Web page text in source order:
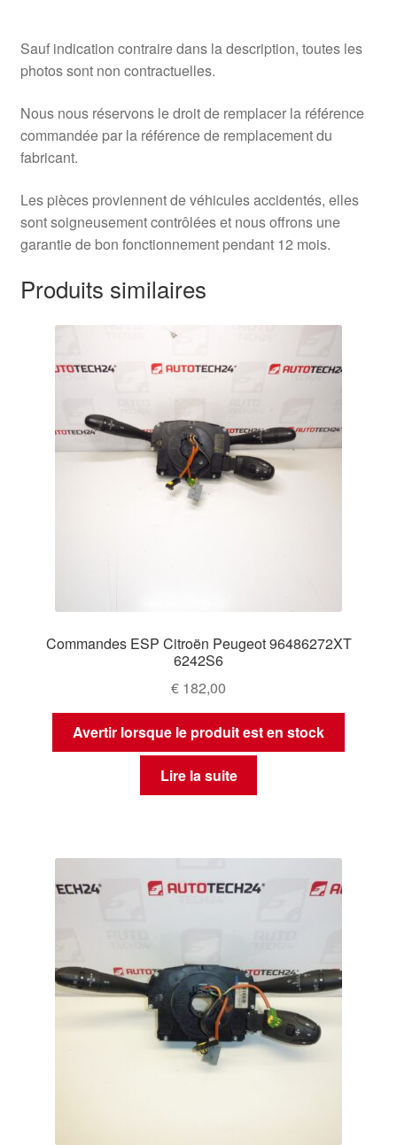
Sauf indication contraire dans la description, toutes les
photos sont non contractuelles.
Nous nous réservons le droit de remplacer la référence
commandée par la référence de remplacement du
fabricant.
Les pièces proviennent de véhicules accidentés, elles
sont soigneusement contrôlées et nous offrons une
garantie de bon fonctionnement pendant 12 mois.
Produits similaires
Commandes ESP Citroën Peugeot 96486272XT
6242S6
€ 182,00
Avertir lorsque le produit est en stock
Lire la suite